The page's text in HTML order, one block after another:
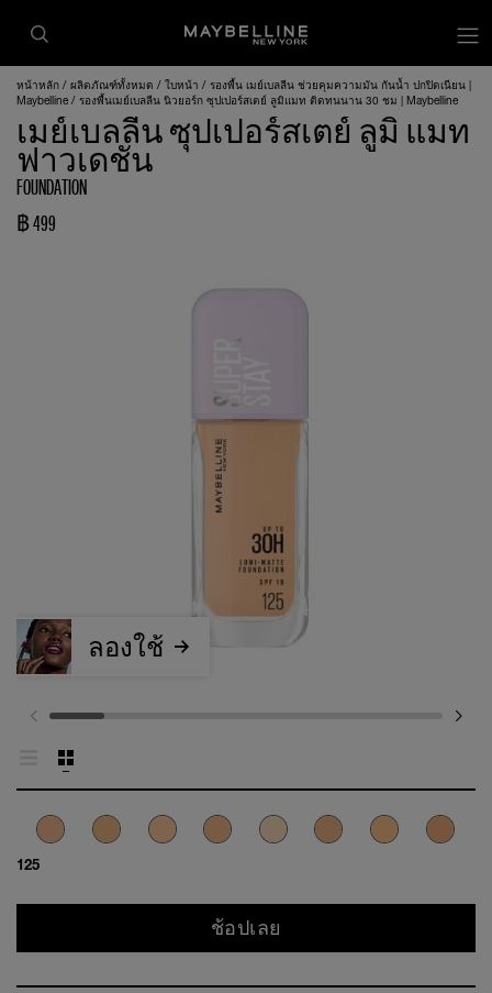
หน้าหลัก ผลิตภัณฑ์ทั้งหมด ใบหน้า
รองพื้น เมย์เบลลีน ช่วยคุมความมัน กันน้ำ ปกปิดเนียน |
Maybelline
รองพื้นเมย์เบลลีน นิวยอร์ก ซุปเปอร์สเตย์ ลูมิแมท ติดทนนาน 30 ชม | Maybelline
เมย์เบลลีน ซุปเปอร์สเตย์ ลูมิ แมท
ฟาวเดชั่น
FOUNDATION
฿ 499
125
ลองใช้
ช้อปเลย